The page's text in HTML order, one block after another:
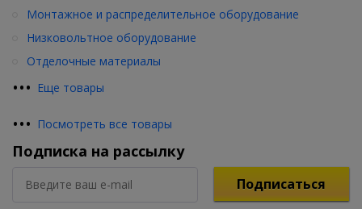
••• Еще товары
Монтажное и распределительное оборудование
Низковольтное оборудование
Отделочные материалы
••• Посмотреть все товары
Подписка на рассылку
Подписаться